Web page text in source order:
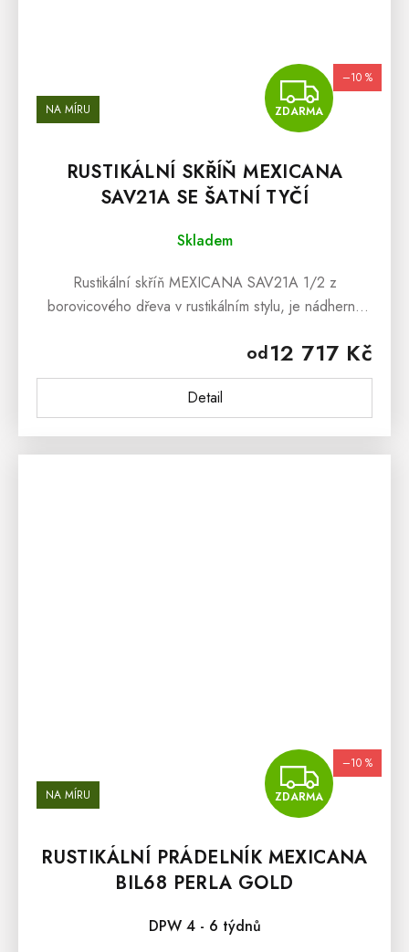
NA MÍRU ZDARMA
–10 %
RUSTIKÁLNÍ SKŘÍŇ MEXICANA
SAV21A SE ŠATNÍ TYČÍ
Skladem
od12 717 Kč
Detail
Rustikální skříň MEXICANA SAV21A 1/2 z
borovicového dřeva v rustikálním stylu, je nádherná
dřeva a dokonalým...
NA MÍRU ZDARMA
–10 %
RUSTIKÁLNÍ PRÁDELNÍK MEXICANA
BIL68 PERLA GOLD
DPW 4 - 6 týdnů